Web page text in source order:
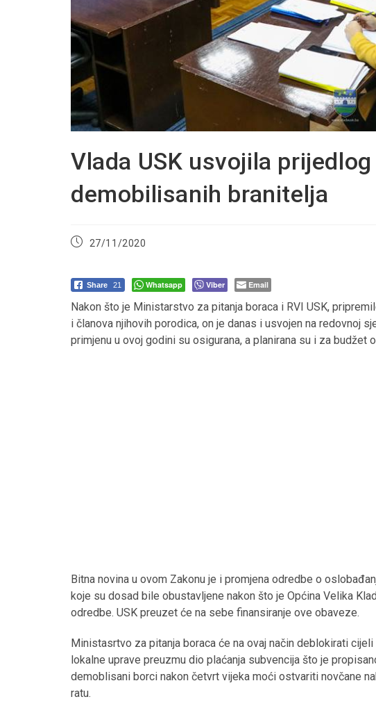
Vlada USK usvojila
demobilisanih branitelja
Post27/11/2020
Share 21 Whatsapp Viber Email
Nakon što je Ministarstvo za pitanja boraca i RVI USK,
i članova njihovih porodica, on je danas i usvojen na redovnoj
primjenu u ovoj godini su osigurana, a planirana su i za budžet
Bitna novina u ovom Zakonu je i promjena odredbe o
koje su dosad bile obustavljene nakon što je Općina Velika
odredbe. USK preuzet će na sebe finansiranje ove obaveze.
Ministasrtvo za pitanja boraca će na ovaj način deblokirati
lokalne uprave preuzmu dio plaćanja subvencija što je
demoblisani borci nakon četvrt vijeka moći ostvariti novčane
ratu.